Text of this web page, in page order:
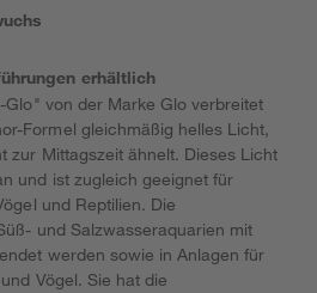
erhältlich
von der Marke Glo verbreitet
Formel gleichmäßig helles Licht,
zur Mittagszeit ähnelt. Dieses Licht
und ist zugleich geeignet für
und Reptilien. Die
und Salzwasseraquarien mit
werden sowie in Anlagen für
Vögel. Sie hat die